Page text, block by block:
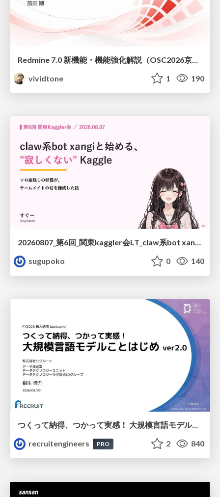
vividtone
1 190
20260807_第6回_関東kaggler会LT_claw系bot xangiと始める、"寂しくない" kaggle
sugupoko
0 140
つくって納得、つかって実感！ 大規模言語モデルことはじめ ver2.0
recruitengineers
PRO 2 840